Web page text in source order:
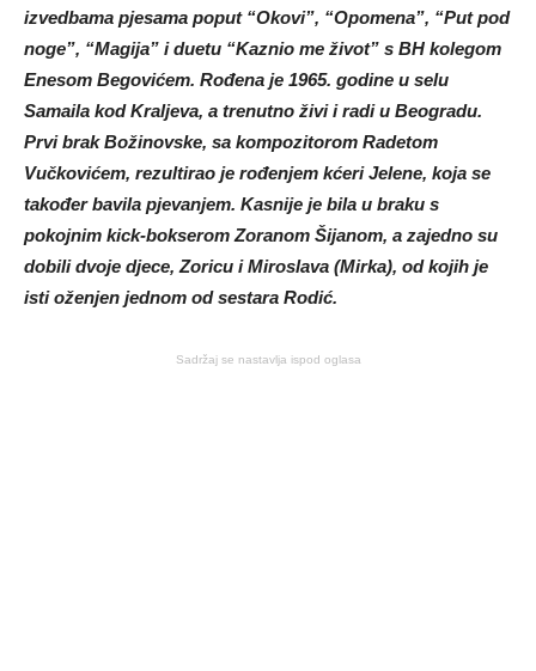
izvedbama pjesama poput “Okovi”, “Opomena”, “Put pod
noge”, “Magija” i duetu “Kaznio me život” s BH kolegom
Enesom Begovićem. Rođena je 1965. godine u selu
Samaila kod Kraljeva, a trenutno živi i radi u Beogradu.
Prvi brak Božinovske, sa kompozitorom Radetom
Vučkovićem, rezultirao je rođenjem kćeri Jelene, koja se
također bavila pjevanjem. Kasnije je bila u braku s
pokojnim kick-bokserom Zoranom Šijanom, a zajedno su
dobili dvoje djece, Zoricu i Miroslava (Mirka), od kojih je
isti oženjen jednom od sestara Rodić.
Sadržaj se nastavlja ispod oglasa